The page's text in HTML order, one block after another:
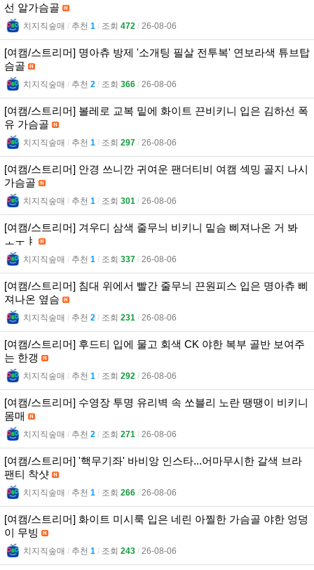
선 알가슴골
치지직숲매 l 추천 1 l 조회 472 l 26-08-06
[여캠/스트리머] 명아츄 방제 '소개팅 필살 전투복' 연보라색 튜브탑
슴골
치지직숲매 l 추천 2 l 조회 366 l 26-08-06
[여캠/스트리머] 볼레로 교복 밑에 화이트 끈비키니 입은 김하선 폭
유 가슴골
치지직숲매 l 추천 1 l 조회 297 l 26-08-06
[여캠/스트리머] 안경 쓰니깐 귀여운 팬더티비 여캠 섹밍 골지 나시
가슴골
치지직숲매 l 추천 1 l 조회 301 l 26-08-06
[여캠/스트리머] 겨우디 삼색 줄무늬 비키니 밑슴 삐져나온 거 봐
ㅗㅜㅑ
치지직숲매 l 추천 1 l 조회 337 l 26-08-06
[여캠/스트리머] 침대 위에서 빨간 줄무늬 끈원피스 입은 명아츄 삐
져나온 옆슴
치지직숲매 l 추천 2 l 조회 231 l 26-08-06
[여캠/스트리머] 후드티 입에 물고 회색 CK 야한 복부 골반 보여주
는 한갱
치지직숲매 l 추천 1 l 조회 292 l 26-08-06
[여캠/스트리머] 수영장 투명 유리벽 속 쏘블리 노란 땡땡이 비키니
몸매
치지직숲매 l 추천 2 l 조회 271 l 26-08-06
[여캠/스트리머] '핵무기좌' 바비앙 인스타...어마무시한 갈색 브라
팬티 착샷
치지직숲매 l 추천 1 l 조회 266 l 26-08-06
[여캠/스트리머] 화이트 미시룩 입은 네린 아찔한 가슴골 야한 엉덩
이 무빙
치지직숲매 l 추천 1 l 조회 243 l 26-08-06